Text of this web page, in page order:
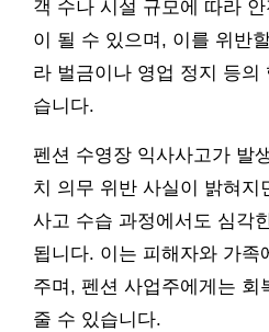
객 수나 시설 규모에 따라
이 될 수 있으며, 이를 위반
라 벌금이나 영업 정지 등의
습니다.
펜션 수영장 익사사고가 발
치 의무 위반 사실이 밝혀지
사고 수습 과정에서도 심각
됩니다. 이는 피해자와 가족
주며, 펜션 사업주에게는 회
줄 수 있습니다.